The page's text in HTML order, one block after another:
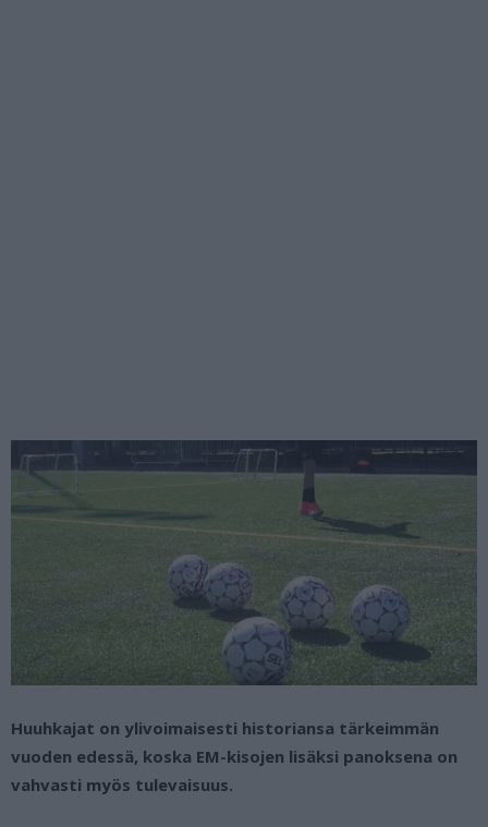
Huuhkajat on ylivoimaisesti historiansa tärkeimmän
vuoden edessä, koska EM-kisojen lisäksi panoksena on
vahvasti myös tulevaisuus.